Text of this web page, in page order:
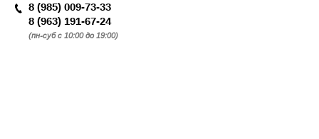
8 (985) 009-73-33
8 (963) 191-67-24
(пн-суб с 10:00 до 19:00)